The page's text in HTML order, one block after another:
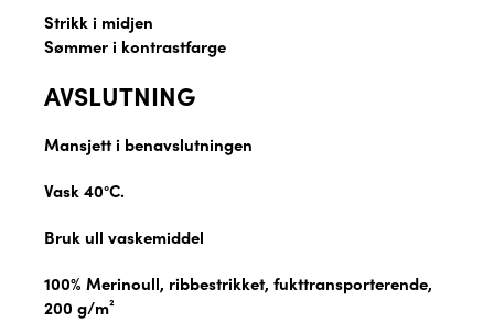
Strikk i midjen
Sømmer i kontrastfarge
AVSLUTNING
Mansjett i benavslutningen
Vask 40°C.
Bruk ull vaskemiddel
100% Merinoull, ribbestrikket, fukttransporterende,
200 g/m²